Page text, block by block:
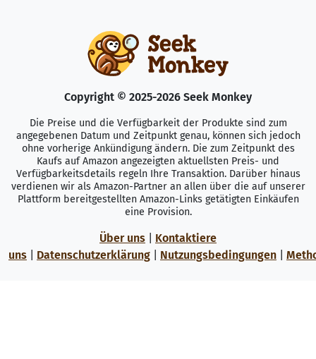
Copyright © 2025-2026 Seek Monkey
Die Preise und die Verfügbarkeit der Produkte sind zum
angegebenen Datum und Zeitpunkt genau, können sich jedoch
ohne vorherige Ankündigung ändern. Die zum Zeitpunkt des
Kaufs auf Amazon angezeigten aktuellsten Preis- und
Verfügbarkeitsdetails regeln Ihre Transaktion. Darüber hinaus
verdienen wir als Amazon-Partner an allen über die auf unserer
Plattform bereitgestellten Amazon-Links getätigten Einkäufen
eine Provision.
Über uns
Kontaktiere
uns
Datenschutzerklärung Nutzungsbedingungen